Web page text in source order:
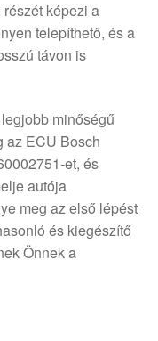
képezi a
telepíthető, és a
távon is
minőségű
az ECU Bosch
et, és
autója
meg az első lépést
és kiegészítő
Önnek a